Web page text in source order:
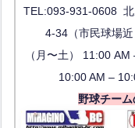
TEL:093-931-0608
4-34（市民球場近
（月〜土） 11:00
10:00 AM –
野球チー